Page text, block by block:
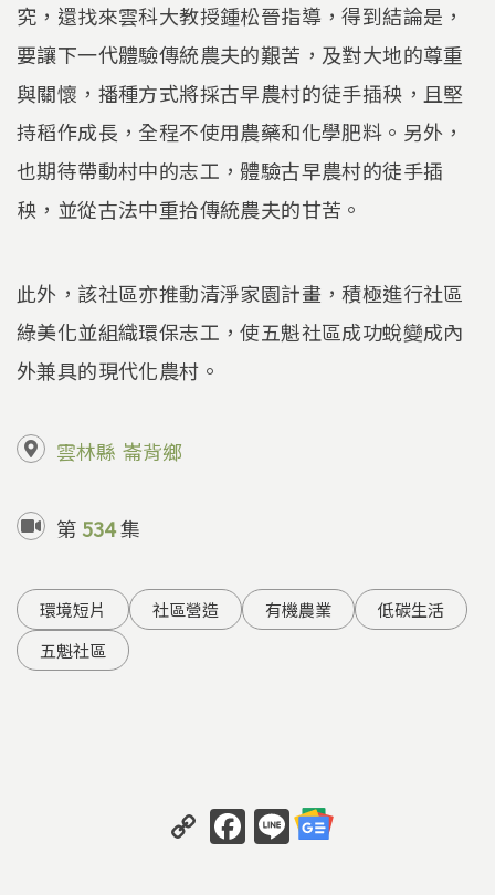
究，還找來雲科大教授鍾松晉指導，得到結論是，
要讓下一代體驗傳統農夫的艱苦，及對大地的尊重
與關懷，播種方式將採古早農村的徒手插秧，且堅
持稻作成長，全程不使用農藥和化學肥料。另外，
也期待帶動村中的志工，體驗古早農村的徒手插
秧，並從古法中重拾傳統農夫的甘苦。
此外，該社區亦推動清淨家園計畫，積極進行社區
綠美化並組織環保志工，使五魁社區成功蛻變成內
外兼具的現代化農村。
雲林縣 崙背鄉
第 534集
環境短片 社區營造 有機農業
低碳生活
五魁社區
C
o
F
a
Li
n